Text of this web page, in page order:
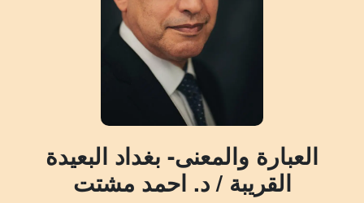
العبارة والمعنى- بغداد البعيدة
القريبة / د. احمد مشتت